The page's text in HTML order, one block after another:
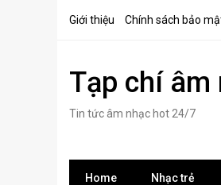
Giới thiệu Chính sách bảo
Tạp chí âm
Tin tức âm nhạc hot 24/7
Home Nhạc trẻ